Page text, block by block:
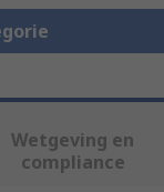
Wetgeving en
compliance